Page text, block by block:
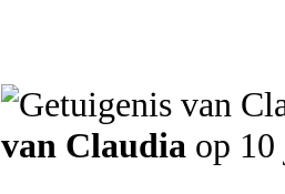
van Claudia op